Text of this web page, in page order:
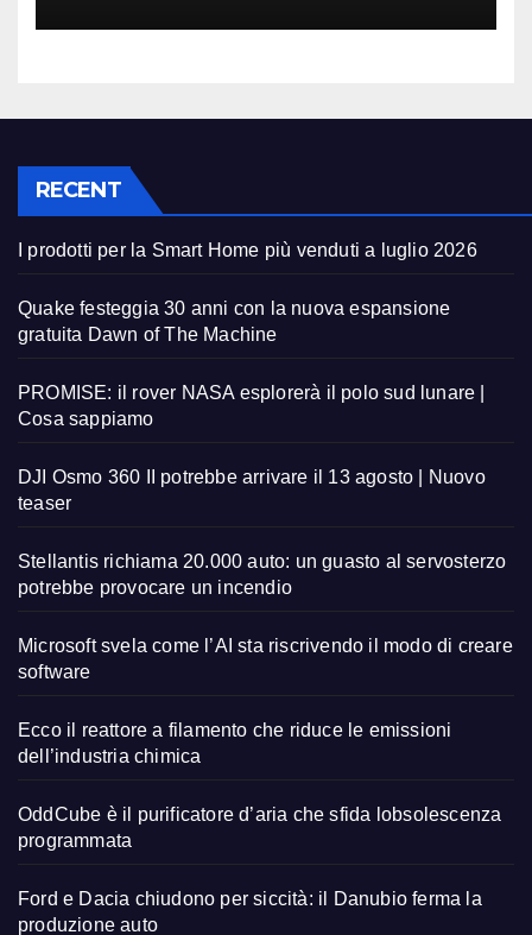
RECENT
I prodotti per la Smart Home più venduti a luglio 2026
Quake festeggia 30 anni con la nuova espansione
gratuita Dawn of The Machine
PROMISE: il rover NASA esplorerà il polo sud lunare |
Cosa sappiamo
DJI Osmo 360 II potrebbe arrivare il 13 agosto | Nuovo
teaser
Stellantis richiama 20.000 auto: un guasto al servosterzo
potrebbe provocare un incendio
Microsoft svela come l’AI sta riscrivendo il modo di creare
software
Ecco il reattore a filamento che riduce le emissioni
dell’industria chimica
OddCube è il purificatore d’aria che sfida lobsolescenza
programmata
Ford e Dacia chiudono per siccità: il Danubio ferma la
produzione auto